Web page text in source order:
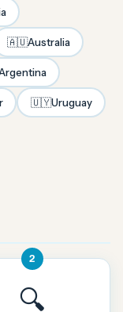
🇦🇺Australia
🇺🇾Uruguay
2
🔍